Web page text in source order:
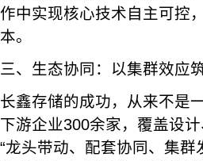
作中实现核心技术自主可控
本。
三、生态协同：以集群效应
长鑫存储的成功，从来不是
下游企业300余家，覆盖设
“龙头带动、配套协同、集